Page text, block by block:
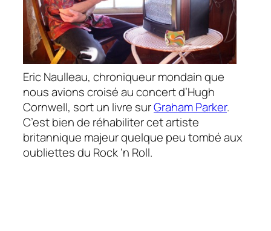
Eric Naulleau, chroniqueur mondain que
nous avions croisé au concert d’Hugh
Cornwell, sort un livre surGraham Parker.
C’est bien de réhabiliter cet artiste
britannique majeur quelque peu tombé aux
oubliettes du Rock ‘n Roll.